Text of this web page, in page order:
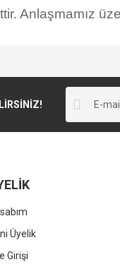
Anlaşmamız
Üyelik
Girişi